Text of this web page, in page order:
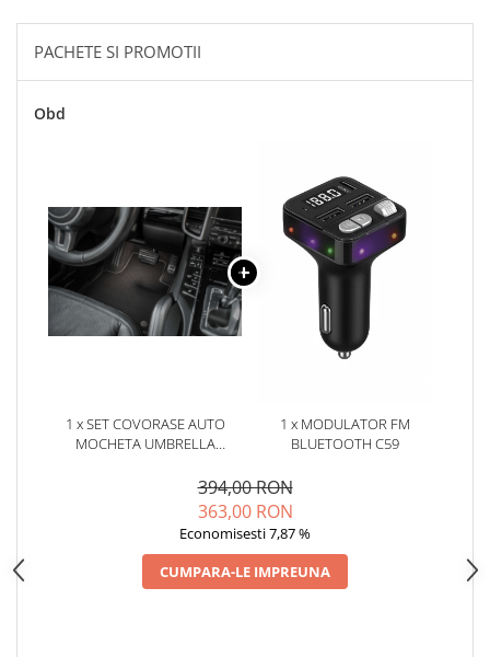
Piese Caroserie
Oglinzi
Lampi si Proiectoare Camion
Marcaje si Echipamente de
Siguranta
Accesorii Cabina Camion
Echipamente Electrice si
Uleiuri si Lichide Auto
Aditivi DPF, Sistem Racire si
Servodirectie
PACHETE SI PROMOTII
Obd
1 x SET COVORASE AUTO
MOCHETA UMBRELLA
1 x MODULATOR FM
BLUETOOTH C59
394,00 RON
363,00 RON
Economisesti 7,87 %
CUMPARA-LE IMPREUNA